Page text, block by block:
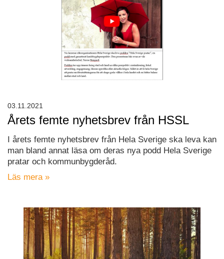
Årets femte nyhetsbrev från HSSL
I årets femte nyhetsbrev från Hela Sverige ska leva kan
man bland annat läsa om deras nya podd Hela Sverige
pratar och kommunbygderåd.
Läs mera »
03.11.2021